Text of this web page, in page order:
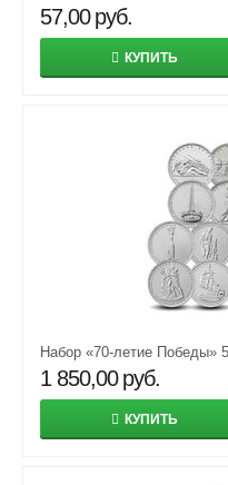
57,00 руб.
КУПИТЬ
Набор «70-летие Победы»
1 850,00 руб.
КУПИТЬ